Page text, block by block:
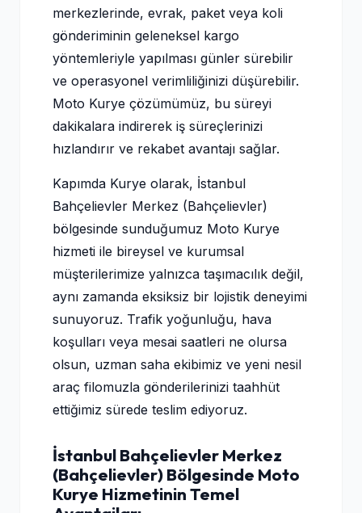
merkezlerinde, evrak, paket veya koli
gönderiminin geleneksel kargo
yöntemleriyle yapılması günler sürebilir
ve operasyonel verimliliğinizi düşürebilir.
Moto Kurye çözümümüz, bu süreyi
dakikalara indirerek iş süreçlerinizi
hızlandırır ve rekabet avantajı sağlar.
Kapımda Kurye olarak, İstanbul
Bahçelievler Merkez (Bahçelievler)
bölgesinde sunduğumuz Moto Kurye
hizmeti ile bireysel ve kurumsal
müşterilerimize yalnızca taşımacılık değil,
aynı zamanda eksiksiz bir lojistik deneyimi
sunuyoruz. Trafik yoğunluğu, hava
koşulları veya mesai saatleri ne olursa
olsun, uzman saha ekibimiz ve yeni nesil
araç filomuzla gönderilerinizi taahhüt
ettiğimiz sürede teslim ediyoruz.
İstanbul Bahçelievler Merkez
(Bahçelievler) Bölgesinde Moto
Kurye Hizmetinin Temel